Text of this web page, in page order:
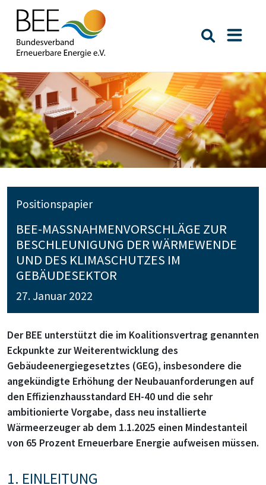
Suche
Positionspapier
BEE-MASSNAHMENVORSCHLÄGE ZUR B
ESCHLEUNIGUNG DER WÄRMEWENDE U
ND DES KLIMASCHUTZES IM G
EBÄUDESEKTOR
27. Januar 2022
Der BEE unterstützt die im Koalitionsvertrag genannten
Eckpunkte zur Weiterentwicklung des
Gebäudeenergiegesetztes (GEG), insbesondere die
angekündigte Erhöhung der Neubauanforderungen auf
den Effizienzhausstandard EH-40 und die sehr
ambitionierte Vorgabe, dass neu installierte
Wärmeerzeuger ab dem 1.1.2025 einen Mindestanteil
von 65 Prozent Erneuerbare Energie aufweisen müssen.
1. EINLEITUNG